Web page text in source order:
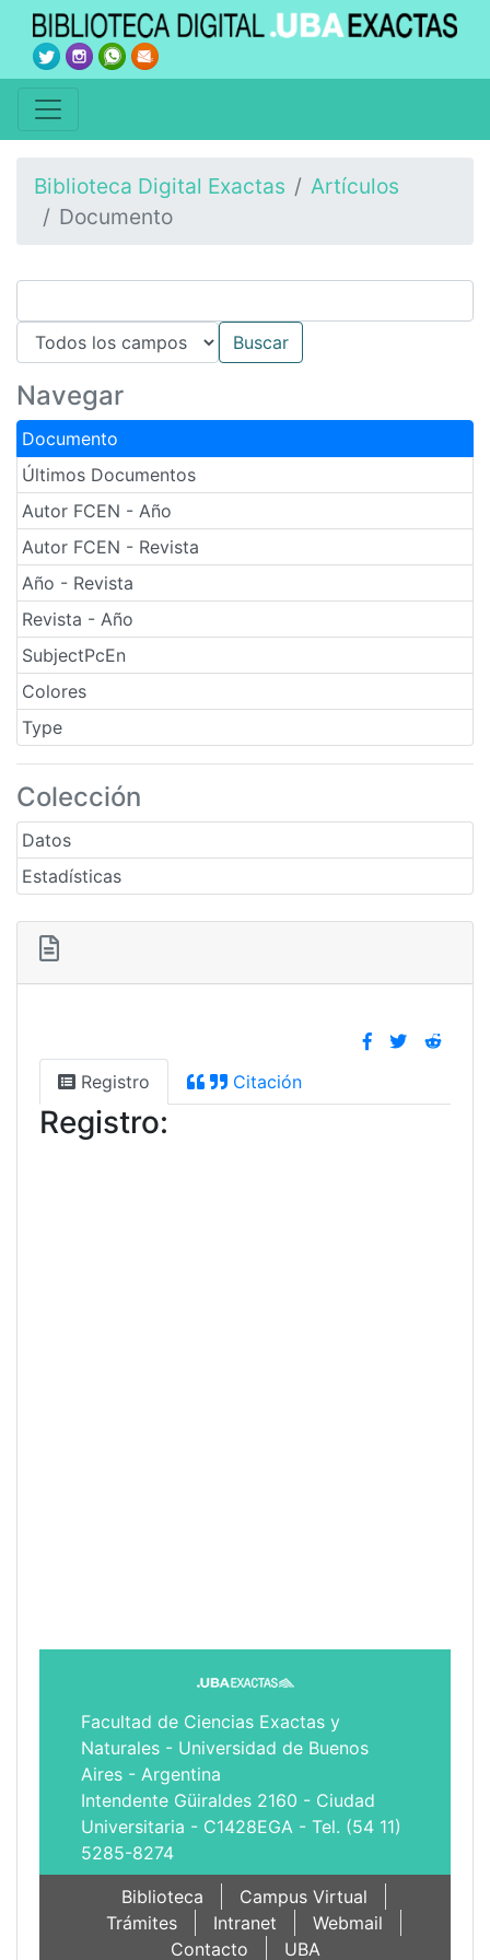
Biblioteca Digital Exactas
Artículos
Documento
Navegar
Documento
Últimos Documentos
Autor FCEN - Año
Autor FCEN - Revista
Año - Revista
Revista - Año
SubjectPcEn
Colores
Type
Colección
Datos
Estadísticas
Registro Citación
Registro:
Facultad de Ciencias Exactas y
Naturales - Universidad de Buenos
Aires - Argentina
Intendente Güiraldes 2160 - Ciudad
Universitaria - C1428EGA - Tel. (54 11)
5285-8274
Biblioteca
Campus Virtual
Trámites
Intranet
Webmail
Contacto
UBA